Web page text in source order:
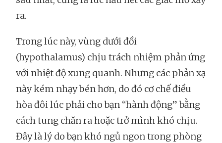
ra.
Trong lúc này, vùng dưới đồi
(hypothalamus) chịu trách nhiệm phản ứng
với nhiệt độ xung quanh. Nhưng các phản xạ
này kém nhạy bén hơn, do đó cơ chế điều
hòa đôi lúc phải cho bạn “hành động” bằng
cách tung chăn ra hoặc trở mình khó chịu.
Đây là lý do bạn khó ngủ ngon trong phòng